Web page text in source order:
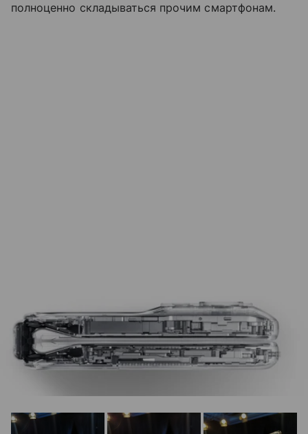
полноценно складываться прочим смартфонам.